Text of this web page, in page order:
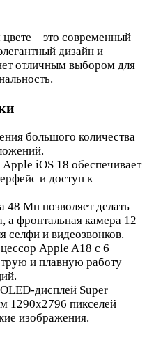
– это современный
дизайн и
отличным выбором для
большого количества
Apple iOS 18 обеспечивает
и доступ к
48 Мп позволяет делать
а фронтальная камера 12
селфи и видеозвонков.
Apple A18 с 6
и плавную работу
дисплей Super
1290x2796 пикселей
изображения.